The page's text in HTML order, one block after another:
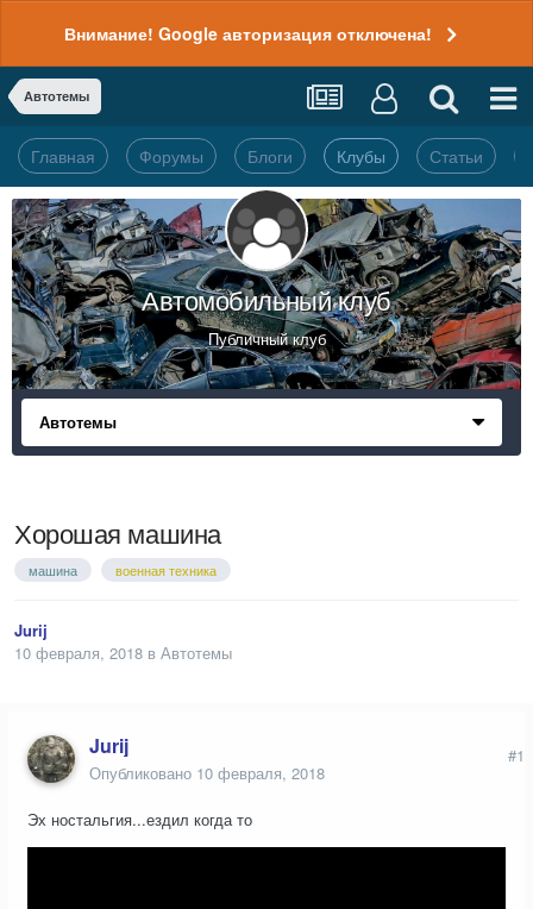
Внимание! Google авторизация отключена!
Автотемы
Главная Форумы Блоги Клубы Статьи
Автомобильный клуб
Публичный клуб
Автотемы
Хорошая машина
машина военная техника
Jurij
10 февраля, 2018 в Автотемы
Jurij
Опубликовано 10 февраля, 2018
#1
Эх ностальгия...ездил когда то